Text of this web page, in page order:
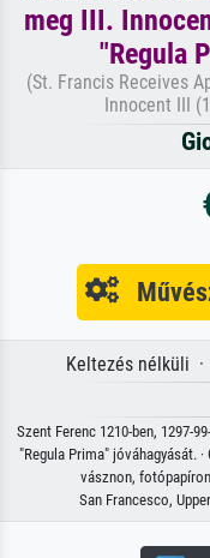
meg III.
"Regula
(St. Francis Receives
Innocent III
Keltezés nélküli
Szent Ferenc 1210-ben, 1297-
"Regula Prima" jóváhagyását.
vásznon,
San Francesco,